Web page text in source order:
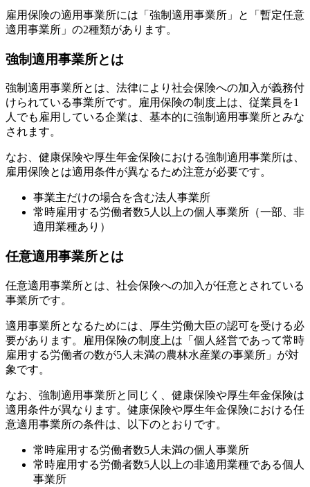
雇用保険の適用事業所には「強制適用事業所」と「暫定任意
適用事業所」の2種類があります。
強制適用事業所とは
強制適用事業所とは、法律により社会保険への加入が義務付
けられている事業所です。雇用保険の制度上は、従業員を1
人でも雇用している企業は、基本的に強制適用事業所とみな
されます。
なお、健康保険や厚生年金保険における強制適用事業所は、
雇用保険とは適用条件が異なるため注意が必要です。
事業主だけの場合を含む法人事業所
常時雇用する労働者数5人以上の個人事業所（一部、非
適用業種あり）
任意適用事業所とは
任意適用事業所とは、社会保険への加入が任意とされている
事業所です。
適用事業所となるためには、厚生労働大臣の認可を受ける必
要があります。雇用保険の制度上は「個人経営であって常時
雇用する労働者の数が5人未満の農林水産業の事業所」が対
象です。
なお、強制適用事業所と同じく、健康保険や厚生年金保険は
適用条件が異なります。健康保険や厚生年金保険における任
意適用事業所の条件は、以下のとおりです。
常時雇用する労働者数5人未満の個人事業所
常時雇用する労働者数5人以上の非適用業種である個人
事業所